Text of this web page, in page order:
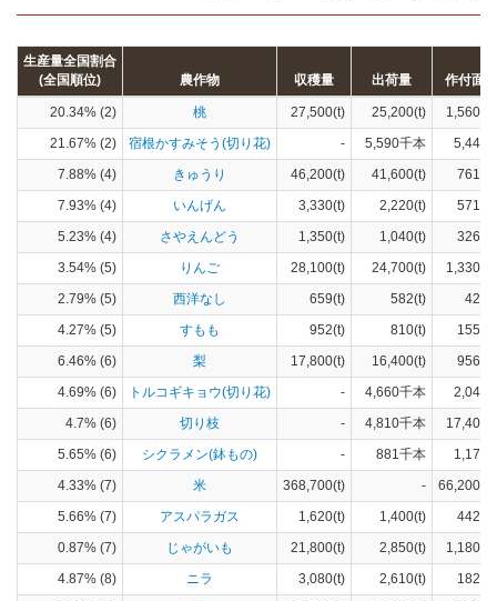
生産量全国割合
(全国順位)
農作物 収穫量 出荷量 作付面積
20.34% (2) 桃 27,500(t) 25,200(t)
21.67% (2)
宿根かすみそう(切り花) - 5,590千本
7.88% (4)
きゅうり 46,200(t) 41,600(t)
7.93% (4)
いんげん 3,330(t) 2,220(t)
5.23% (4)
さやえんどう 1,350(t) 1,040(t)
3.54% (5)
りんご 28,100(t) 24,700(t)
2.79% (5)
西洋なし 659(t) 582(t)
4.27% (5)
すもも 952(t) 810(t)
6.46% (6)
梨 17,800(t) 16,400(t)
4.69% (6)
トルコギキョウ(切り花) - 4,660千本
4.7% (6)
切り枝 - 4,810千本
5.65% (6)
シクラメン(鉢もの) - 881千本
4.33% (7)
米 368,700(t) -
5.66% (7)
アスパラガス 1,620(t) 1,400(t)
0.87% (7)
じゃがいも 21,800(t) 2,850(t)
4.87% (8)
ニラ 3,080(t) 2,610(t)